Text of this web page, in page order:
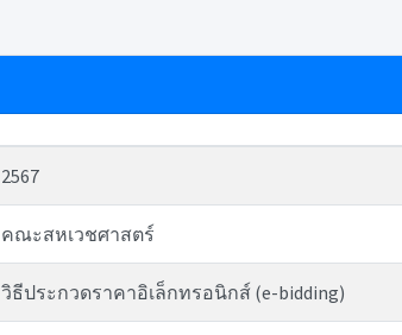
2567
คณะสหเวชศาสตร์
วิธีประกวดราคาอิเล็กทรอนิกส์ (e-bidding)